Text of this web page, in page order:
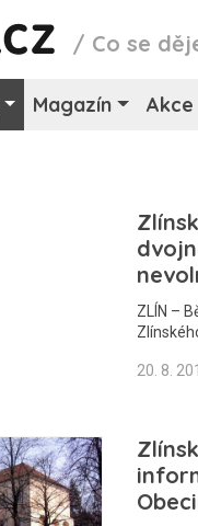
/ Co se
Magazín Akce
ZLÍN –
20. 8.